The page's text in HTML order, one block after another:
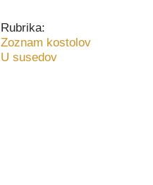
Rubrika:
Zoznam kostolov
U susedov